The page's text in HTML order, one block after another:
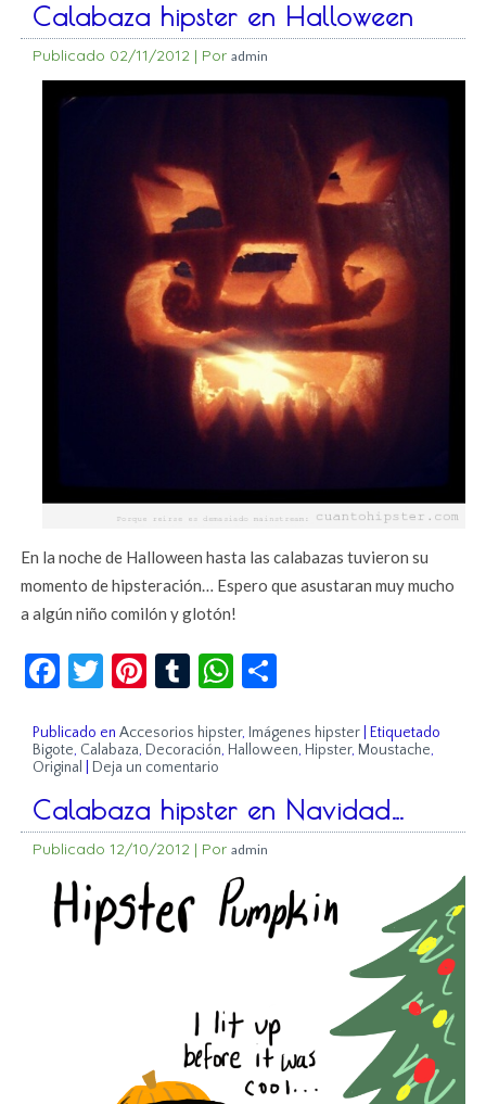
Calabaza hipster en Halloween
Publicado 02/11/2012 | Por admin
En la noche de Halloween hasta las calabazas tuvieron su
momento de hipsteración… Espero que asustaran muy mucho
a algún niño comilón y glotón!
Facebook
Twitter
Pinterest
TumblrWhatsApp
Publicado en Accesorios hipster, Imágenes hipster |Etiquetado
Bigote, Calabaza, Decoración, Halloween, Hipster, Moustache,
Original
Deja un comentario
Calabaza hipster en Navidad…
Publicado 12/10/2012 | Por admin